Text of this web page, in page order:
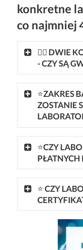
konkretne
co najmniej
👩‍⚕ DWIE
- CZY SĄ
⭐ZAKRES
ZOSTANIE
⭐CZY
PŁATNYCH
⭐CZY